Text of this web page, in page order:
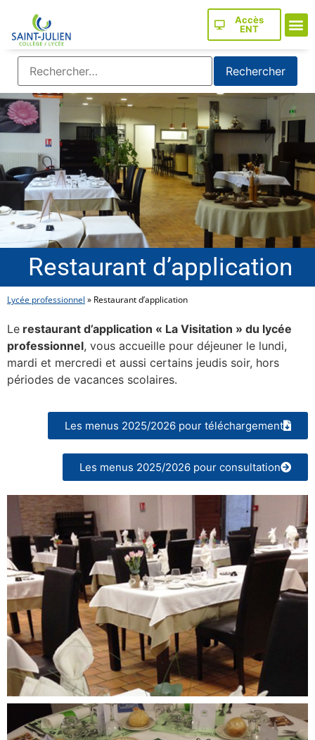
Accès
ENT
Restaurant d’application
Lycée professionnel » Restaurant d’application
Le restaurant d’application « La Visitation » du lycée
professionnel, vous accueille pour déjeuner le lundi,
mardi et mercredi et aussi certains jeudis soir, hors
périodes de vacances scolaires.
Les menus 2025/2026 pour téléchargement
Les menus 2025/2026 pour consultation